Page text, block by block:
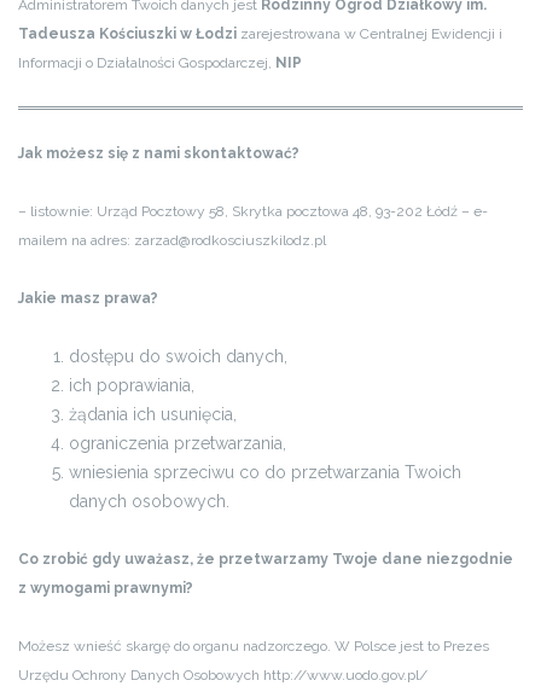
Administratorem Twoich danych jest Rodzinny Ogród Działkowy im.
Tadeusza Kościuszki w Łodzi zarejestrowana w Centralnej Ewidencji i
Informacji o Działalności Gospodarczej, NIP
Jak możesz się z nami skontaktować?
– listownie: Urząd Pocztowy 58, Skrytka pocztowa 48, 93-202 Łódź – e-
mailem na adres: zarzad@rodkosciuszkilodz.pl
Jakie masz prawa?
dostępu do swoich danych,
ich poprawiania,
żądania ich usunięcia,
ograniczenia przetwarzania,
wniesienia sprzeciwu co do przetwarzania Twoich
danych osobowych.
Co zrobić gdy uważasz, że przetwarzamy Twoje dane niezgodnie
z wymogami prawnymi?
Możesz wnieść skargę do organu nadzorczego. W Polsce jest to Prezes
Urzędu Ochrony Danych Osobowych http://www.uodo.gov.pl/